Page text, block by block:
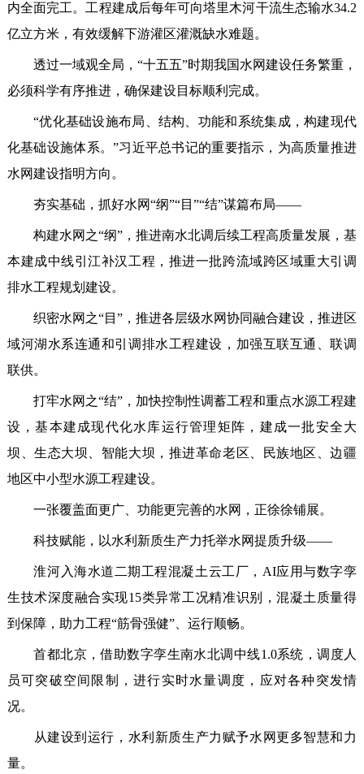
内全面完工。工程建成后每年可向塔里木河干流生态输水34.2
亿立方米，有效缓解下游灌区灌溉缺水难题。
透过一域观全局，“十五五”时期我国水网建设任务繁重，
必须科学有序推进，确保建设目标顺利完成。
“优化基础设施布局、结构、功能和系统集成，构建现代
化基础设施体系。”习近平总书记的重要指示，为高质量推进
水网建设指明方向。
夯实基础，抓好水网“纲”“目”“结”谋篇布局——
构建水网之“纲”，推进南水北调后续工程高质量发展，基
本建成中线引江补汉工程，推进一批跨流域跨区域重大引调
排水工程规划建设。
织密水网之“目”，推进各层级水网协同融合建设，推进区
域河湖水系连通和引调排水工程建设，加强互联互通、联调
联供。
打牢水网之“结”，加快控制性调蓄工程和重点水源工程建
设，基本建成现代化水库运行管理矩阵，建成一批安全大
坝、生态大坝、智能大坝，推进革命老区、民族地区、边疆
地区中小型水源工程建设。
一张覆盖面更广、功能更完善的水网，正徐徐铺展。
科技赋能，以水利新质生产力托举水网提质升级——
淮河入海水道二期工程混凝土云工厂，AI应用与数字孪
生技术深度融合实现15类异常工况精准识别，混凝土质量得
到保障，助力工程“筋骨强健”、运行顺畅。
首都北京，借助数字孪生南水北调中线1.0系统，调度人
员可突破空间限制，进行实时水量调度，应对各种突发情
况。
从建设到运行，水利新质生产力赋予水网更多智慧和力
量。